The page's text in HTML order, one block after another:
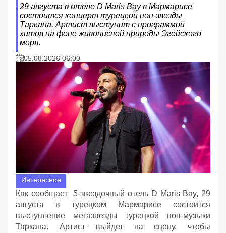
29 августа в отеле D Maris Bay в Мармарисе
состоится концерт турецкой поп-звезды
Таркана. Артист выступит с программой
хитов на фоне живописной природы Эгейского
моря.
05.08.2026 06:00
Интересное
Как сообщает 5-звездочный отель D Maris Bay, 29
августа в турецком Мармарисе состоится
выступление мегазвезды турецкой поп-музыки
Таркана. Артист выйдет на сцену, чтобы